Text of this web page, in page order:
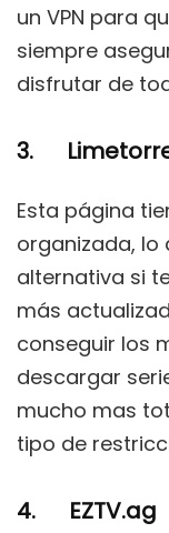
un VPN para
siempre
disfrutar de
3.
Esta página
organizada, lo
alternativa si
más
conseguir los
descargar
mucho mas
tipo de
4. EZTV.ag